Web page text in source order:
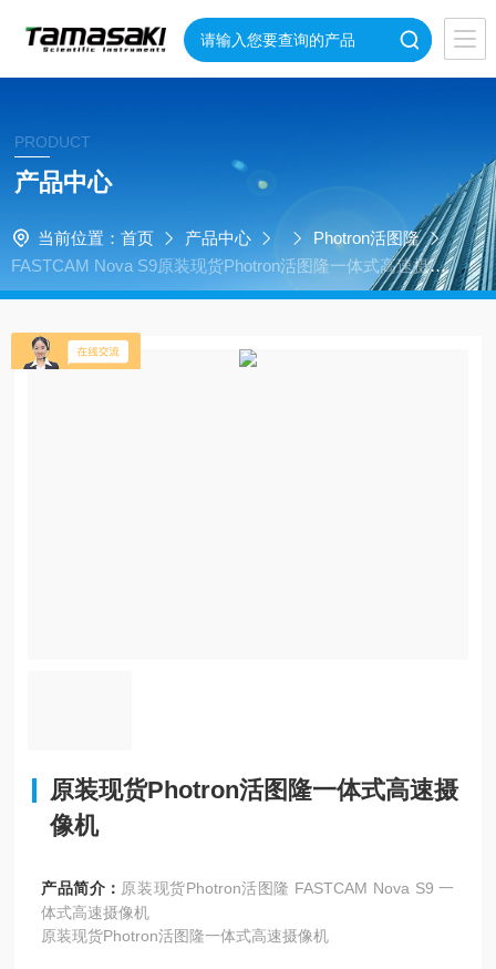
PRODUCT
产品中心
当前位置： 首页 产品中心
Photron活图隆
FASTCAM Nova S9原装现货Photron活图隆一体式高速摄像
机
原装现货Photron活图隆一体式高速摄
像机
产品简介： 原装现货Photron活图隆 FASTCAM Nova S9 一
体式高速摄像机
原装现货Photron活图隆一体式高速摄像机